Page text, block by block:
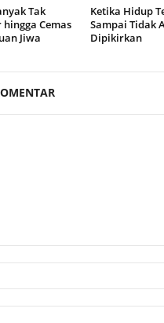
Tak
Cemas
Jiwa
Ketika Hidup
Sampai Tidak
Dipikirkan